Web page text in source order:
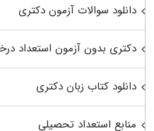
دانلود سوالات آزمون دکتری
دکتری بدون آزمون استعداد
دانلود کتاب زبان دکتری
منابع استعداد تحصیلی